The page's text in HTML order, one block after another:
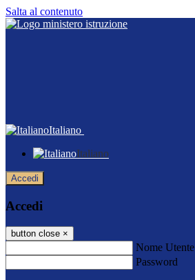
Salta al contenuto
Italiano
Italiano
Accedi
Accedi
button close ×
Nome Utente
Password